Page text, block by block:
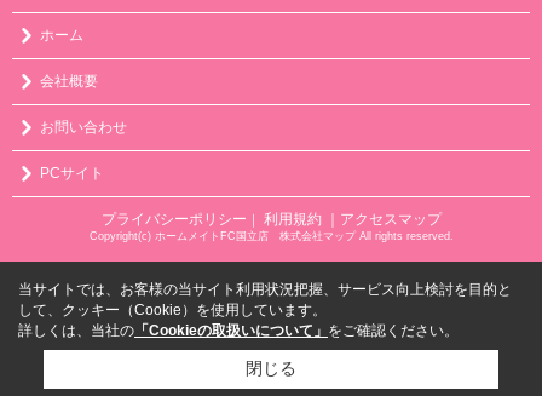
ホーム
会社概要
お問い合わせ
PCサイト
プライバシーポリシー 利用規約 ｜アクセスマップ
Copyright(c) ホームメイトFC国立店 株式会社マップ All rights reserved.
当サイトでは、お客様の当サイト利用状況把握、サービス向上検討を目的と
して、クッキー（Cookie）を使用しています。
詳しくは、当社の 「Cookieの取扱いについて」 をご確認ください。
閉じる